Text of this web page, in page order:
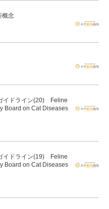
概念
イドライン(20) Feline
Board on Cat Diseases
イドライン(19) Feline
Board on Cat Diseases